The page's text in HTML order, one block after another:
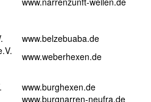
www.belzebuaba.de
www.weberhexen.de
www.burghexen.de
www.burgnarren-neufra.de